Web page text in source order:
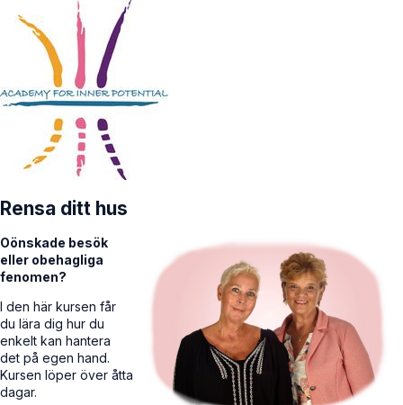
Rensa ditt hus
Oönskade besök
eller obehagliga
fenomen?
I den här kursen får
du lära dig hur du
enkelt kan hantera
det på egen hand.
Kursen löper över åtta
dagar.